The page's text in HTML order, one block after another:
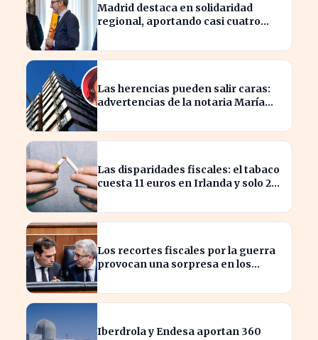
Madrid destaca en solidaridad
regional, aportando casi cuatro
Las herencias pueden salir caras:
advertencias de la notaria María
Las disparidades fiscales: el tabaco
cuesta 11 euros en Irlanda y solo 2
Los recortes fiscales por la guerra
provocan una sorpresa en los
Iberdrola y Endesa aportan 360